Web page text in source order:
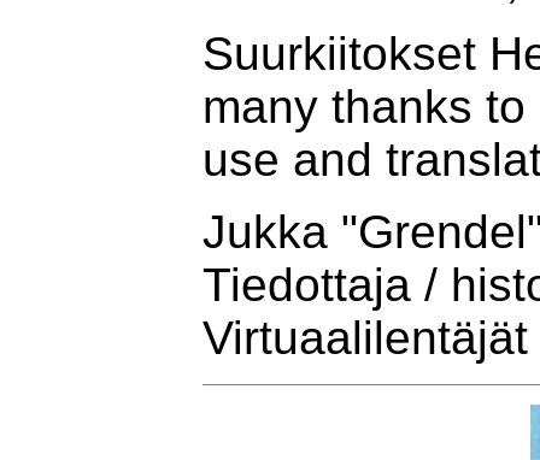
Suurkiitokset
many thanks
use and
Jukka
Tiedottaja /